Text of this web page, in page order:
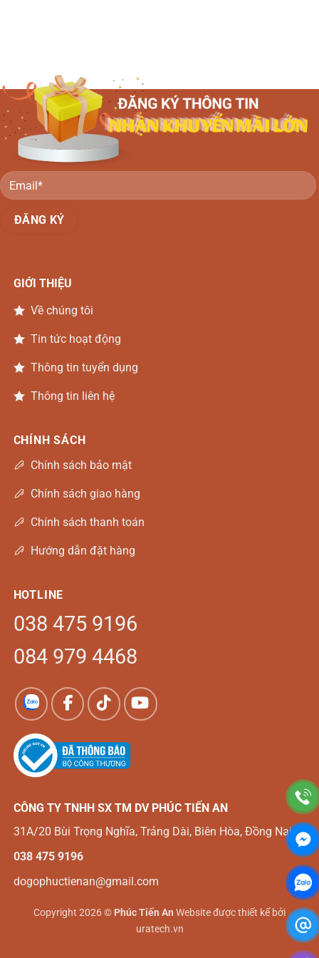
GIỚI THIỆU
Về chúng tôi
Tin tức hoạt động
Thông tin tuyển dụng
Thông tin liên hệ
CHÍNH SÁCH
Chính sách bảo mật
Chính sách giao hàng
Chính sách thanh toán
Hướng dẫn đặt hàng
HOTLINE
038 475 9196
084 979 4468
CÔNG TY TNHH SX TM DV PHÚC TIẾN AN
31A/20 Bùi Trọng Nghĩa, Trảng Dài, Biên Hòa, Đồng Nai
038 475 9196
dogophuctienan@gmail.com
Copyright 2026 © Phúc Tiến An Website được thiết kế bởi
uratech.vn